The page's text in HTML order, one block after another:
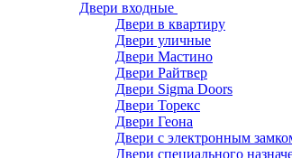
Двери входные
Двери в квартиру
Двери уличные
Двери Мастино
Двери Райтвер
Двери Sigma Doors
Двери Торекс
Двери Геона
Двери с электронным
Двери специального